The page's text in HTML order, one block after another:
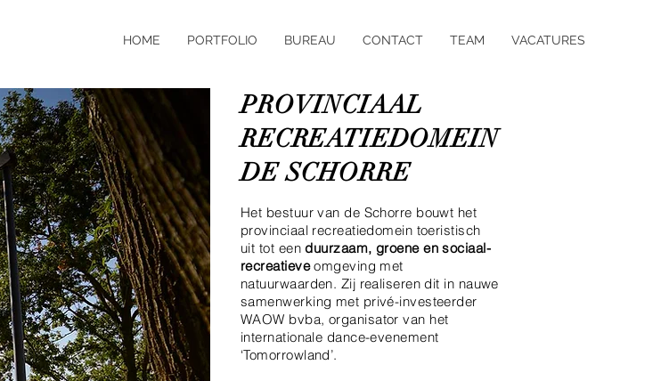
HOME PORTFOLIO BUREAU CONTACT TEAM VACATURES
PROVINCIAAL
RECREATIEDOMEIN
DE SCHORRE
Het bestuur van de Schorre bouwt het
provinciaal recreatiedomein toeristisch
uit tot eenduurzaam, groene en sociaal-
recreatieveomgeving met
natuurwaarden. Zij realiseren dit in nauwe
samenwerking met privé-investeerder
WAOW bvba, organisator van het
internationale dance-evenement
‘Tomorrowland’.